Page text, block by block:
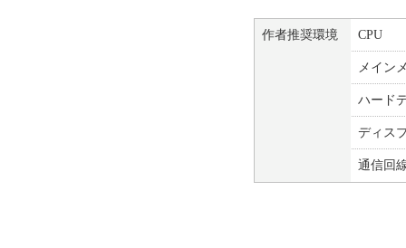
作者推奨環境 CPU
メイン
ハード
ディス
通信回